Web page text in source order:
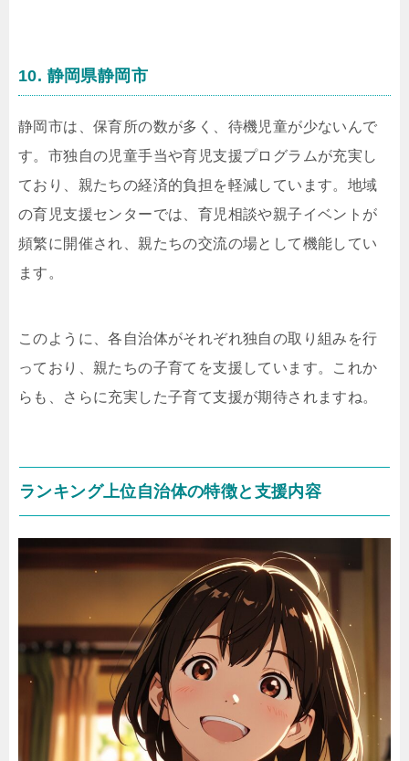
10. 静岡県静岡市
静岡市は、保育所の数が多く、待機児童が少ないんで
す。市独自の児童手当や育児支援プログラムが充実し
ており、親たちの経済的負担を軽減しています。地域
の育児支援センターでは、育児相談や親子イベントが
頻繁に開催され、親たちの交流の場として機能してい
ます。
このように、各自治体がそれぞれ独自の取り組みを行
っており、親たちの子育てを支援しています。これか
らも、さらに充実した子育て支援が期待されますね。
ランキング上位自治体の特徴と支援内容